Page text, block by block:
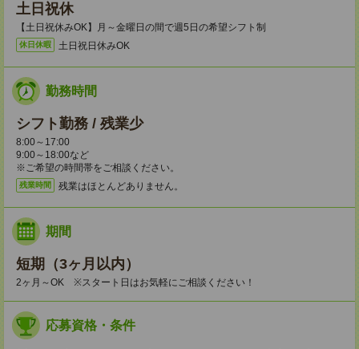
土日祝休
【土日祝休みOK】月～金曜日の間で週5日の希望シフト制
休日休暇 土日祝日休みOK
勤務時間
シフト勤務 / 残業少
8:00～17:00
9:00～18:00など
※ご希望の時間帯をご相談ください。
残業時間 残業はほとんどありません。
期間
短期（3ヶ月以内）
2ヶ月～OK ※スタート日はお気軽にご相談ください！
応募資格・条件